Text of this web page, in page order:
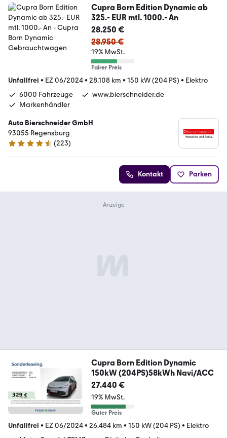
Cupra Born Edition Dynamic ab
325.- EUR mtl. 1000.- An
28.250 €
28.950 €
19% MwSt.
Fairer Preis
Unfallfrei • EZ 06/2024• 28.108 km • 150 kW (204 PS) • Elektro
6000 Fahrzeuge
www.bierschneider.de
Markenhändler
Auto Bierschneider GmbH
93055 Regensburg
4.4 Sterne
(223)
Kontakt Parken
Cupra Born Edition Dynamic
150kW (204PS)58kWh Navi/ACC
27.440 €
19% MwSt.
Guter Preis
Unfallfrei • EZ 06/2024• 26.484 km • 150 kW (204 PS) • Elektro